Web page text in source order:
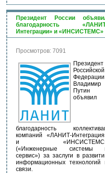
Президент России
благодарность
Интеграции» и «ИНСИСТЕМС»
Просмотров: 7091
Президент
Российской
Федерации
Владимир
Путин
объявил
благодарность
компаний «ЛАНИТ-
и
(«Инженерные системы
сервис») за заслуги в
информационных технологий
связи.